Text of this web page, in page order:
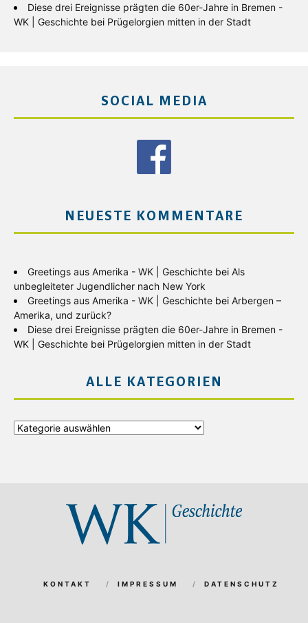
Diese drei Ereignisse prägten die 60er-Jahre in Bremen -
WK | Geschichte bei Prügelorgien mitten in der Stadt
SOCIAL MEDIA
NEUESTE KOMMENTARE
Greetings aus Amerika - WK | Geschichte bei Als
unbegleiteter Jugendlicher nach New York
Greetings aus Amerika - WK | Geschichte bei Arbergen –
Amerika, und zurück?
Diese drei Ereignisse prägten die 60er-Jahre in Bremen -
WK | Geschichte bei Prügelorgien mitten in der Stadt
ALLE KATEGORIEN
Alle
KONTAKT IMPRESSUM DATENSCHUTZ